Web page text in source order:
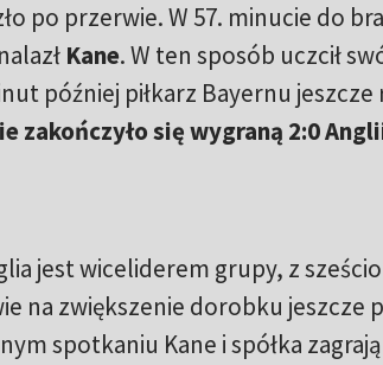
po przerwie. W 57. minucie do
Kane. W ten sposób uczcił
później piłkarz Bayernu
zakończyło się wygraną 2:0
jest wiceliderem grupy, z
na zwiększenie dorobku jeszcze
spotkaniu Kane i spółka